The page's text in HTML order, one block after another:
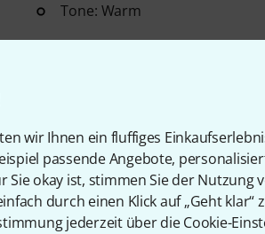
wir Ihnen ein fluffiges
passende Angebote,
Sie okay ist, stimmen Sie der Nutzung
durch einen Klick auf „Geht klar“
jederzeit über die Cookie-
Tone: Warm
Sofort lieferbar
12
Größe: 14"
doppellagig
zwei ultra-dünne Schichten
besonders reißfestes